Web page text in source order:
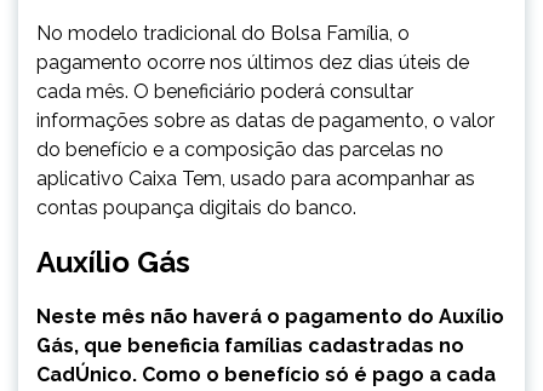
No modelo tradicional do Bolsa Família, o
pagamento ocorre nos últimos dez dias úteis de
cada mês. O beneficiário poderá consultar
informações sobre as datas de pagamento, o valor
do benefício e a composição das parcelas no
aplicativo Caixa Tem, usado para acompanhar as
contas poupança digitais do banco.
Auxílio Gás
Neste mês não haverá o pagamento do Auxílio
Gás, que beneficia famílias cadastradas no
CadÚnico. Como o benefício só é pago a cada